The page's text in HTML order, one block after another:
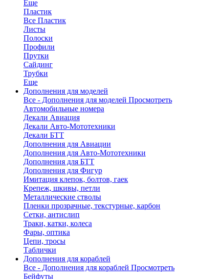
Еще
Пластик
Все Пластик
Листы
Полоски
Профили
Прутки
Сайдинг
Трубки
Еще
Дополнения для моделей
Все - Дополнения для моделей Просмотреть
Автомобильные номера
Декали Авиация
Декали Авто-Мототехники
Декали БТТ
Дополнения для Авиации
Дополнения для Авто-Мототехники
Дополнения для БТТ
Дополнения для Фигур
Имитация клепок, болтов, гаек
Крепеж, шкивы, петли
Металлические стволы
Пленки прозрачные, текстурные, карбон
Сетки, антислип
Траки, катки, колеса
Фары, оптика
Цепи, тросы
Таблички
Дополнения для кораблей
Все - Дополнения для кораблей Просмотреть
Бейфуты